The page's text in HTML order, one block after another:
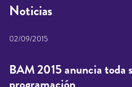
Noticias
02/09/2015
BAM 2015 anuncia toda